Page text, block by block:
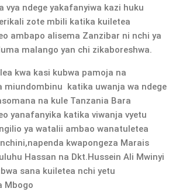
vya ndege yakafanyiwa kazi huku
zote mbili katika kuiletea
ambapo alisema Zanzibar ni nchi ya
malango yan chi zikaboreshwa.
kwa kasi kubwa pamoja na
miundombinu katika uwanja wa ndege
na kule Tanzania Bara
yanafanyika katika viwanja vyetu
ya watalii ambao wanatuletea
kwapongeza Marais
Hassan na Dkt.Hussein Ali Mwinyi
sana kuiletea nchi yetu
Mbogo